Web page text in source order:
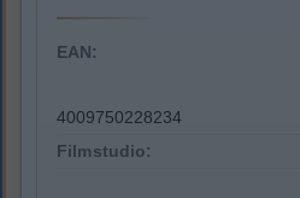
EAN:
4009750228234
Filmstudio: